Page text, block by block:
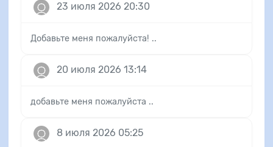
23 июля 2026 20:30
Добавьте меня пожалуйста! ..
20 июля 2026 13:14
добавьте меня пожалуйста ..
8 июля 2026 05:25